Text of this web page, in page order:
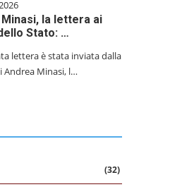
la lettera ai
Stato: …
lettera è stata inviata dalla
Andrea Minasi, l…
(32)